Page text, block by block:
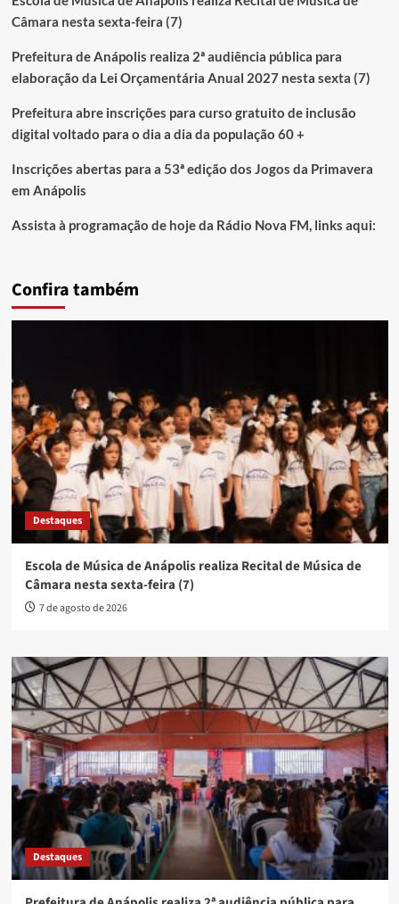
Câmara nesta sexta-feira (7)
Prefeitura de Anápolis realiza 2ª audiência pública para
elaboração da Lei Orçamentária Anual 2027 nesta sexta (7)
Prefeitura abre inscrições para curso gratuito de inclusão
digital voltado para o dia a dia da população 60 +
Inscrições abertas para a 53ª edição dos Jogos da Primavera
em Anápolis
Assista à programação de hoje da Rádio Nova FM, links aqui:
Confira também
Destaques
Escola de Música de Anápolis realiza Recital de Música de
Câmara nesta sexta-feira (7)
7 de agosto de 2026
Destaques